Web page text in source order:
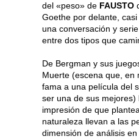
del «peso» de FAUSTO
Goethe por delante,
una conversación y
entre dos tipos que
De Bergman y sus
Muerte (escena que, en
fama a una película del
ser una de sus
impresión de que
naturaleza llevan a las
dimensión de análisis